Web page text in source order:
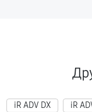
iR ADV DX iR